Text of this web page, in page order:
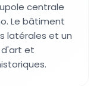
centrale
Le bâtiment
latérales et un
d'art et